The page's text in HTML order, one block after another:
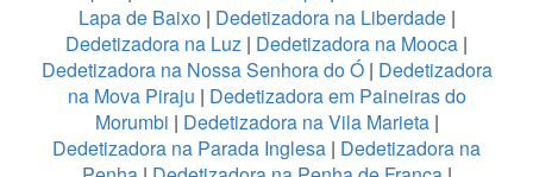
Lapa de Baixo | Dedetizadora na Liberdade |
Dedetizadora na Luz | Dedetizadora na Mooca |
Dedetizadora na Nossa Senhora do Ó| Dedetizadora
na Mova Piraju | Dedetizadora em Paineiras do
Morumbi | Dedetizadora na Vila Marieta|
Dedetizadora na Parada Inglesa | Dedetizadora na